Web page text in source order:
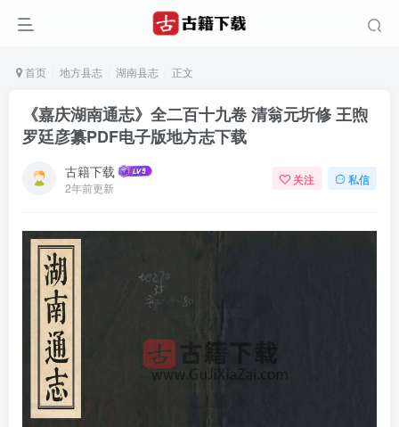
首页 地方县志 湖南县志 正文
《嘉庆湖南通志》全二百十九卷 清翁元圻修 王煦
罗廷彦纂PDF电子版地方志下载
古籍下载
2年前更新
关注 私信